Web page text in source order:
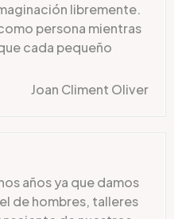
libremente.
persona mientras
cada pequeño
Joan Climent Oliver
años ya que damos
de hombres, talleres